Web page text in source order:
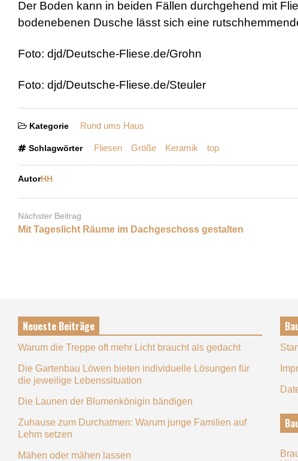
Der Boden kann in beiden Fällen durchgehend mit
bodenebenen Dusche lässt sich eine
Foto: djd/Deutsche-Fliese.de/Grohn
Foto: djd/Deutsche-Fliese.de/Steuler
Kategorie Rund ums Haus
Schlagwörter Fliesen Größe Keramik top
AutorHH
Nächster Beitrag
Mit Tageslicht Räume im Dachgeschoss gestalten
Neueste Beiträge
Warum die Treppe oft mehr Licht braucht als gedacht
Die Gartenbau Löwen bieten individuelle Lösungen für
die jeweilige Lebenssituation
Die Launen der Blumenkönigin bändigen
Zuhause zum Durchatmen: Warum junge Familien auf
Lehm setzen
Mähen oder mähen lassen